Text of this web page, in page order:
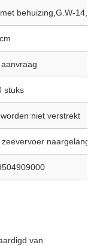
behuizing,G.W-14,6 kg
stuks
niet verstrekt
zeevervoer naargelang de
van